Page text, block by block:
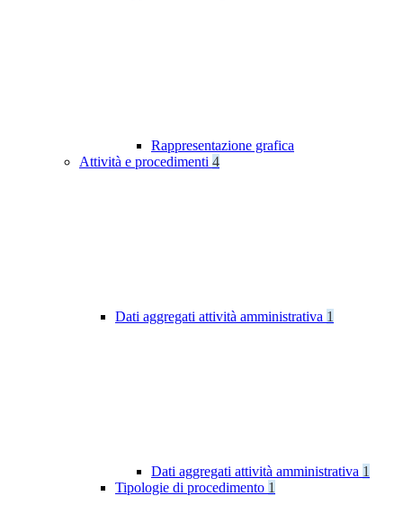
Rappresentazione grafica
Attività e procedimenti 4
Dati aggregati attività amministrativa 1
Dati aggregati attività amministrativa 1
Tipologie di procedimento 1